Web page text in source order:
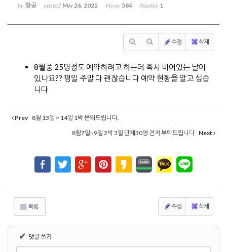
by 항공 posted May 26, 2022 Views 584 Replies 1
수정 삭제
8월중 25명정도 예약하려고 하는데 혹시 비어있는 날이
있나요?? 평일 주말 다 괜찮습니다 예약 현황을 알고 싶습
니다
Prev 8월 13일 ~ 14일 1박 문의드립니다.
8월7일~9일 2박 3일 단체30명 견적 부탁드립니다 Next
목록 수정 삭제
✔ 댓글 쓰기